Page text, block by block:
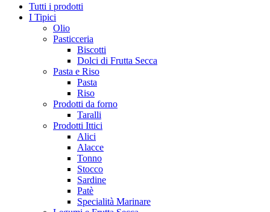
Tutti i prodotti
I Tipici
Olio
Pasticceria
Biscotti
Dolci di Frutta Secca
Pasta e Riso
Pasta
Riso
Prodotti da forno
Taralli
Prodotti Ittici
Alici
Alacce
Tonno
Stocco
Sardine
Patè
Specialità Marinare